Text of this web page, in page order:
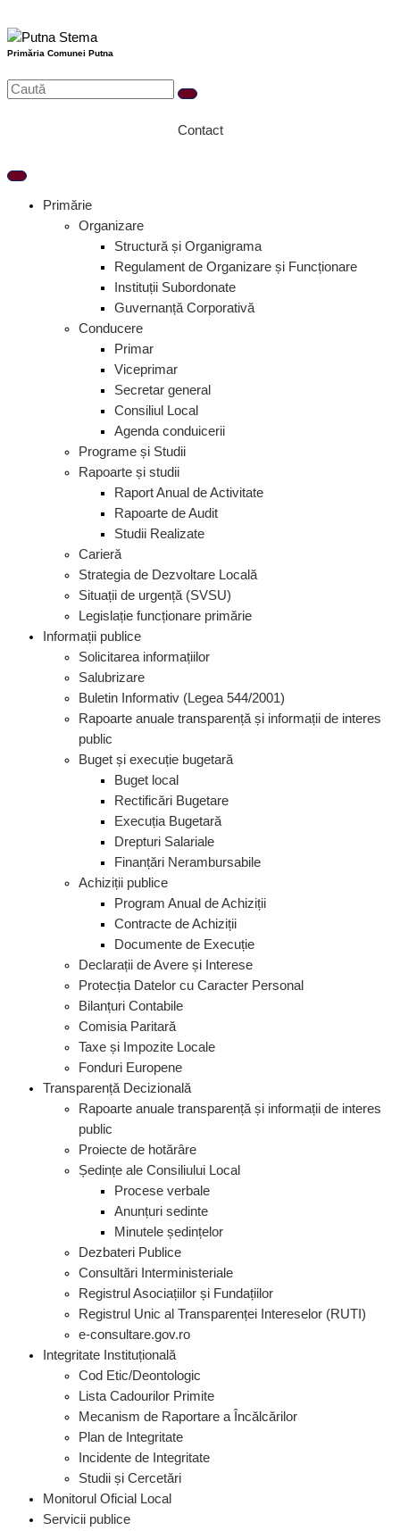
la
conținut
Primăria Comunei Putna
Contact
Primărie
Organizare
Structură și Organigrama
Regulament de Organizare și Funcționare
Instituții Subordonate
Guvernanță Corporativă
Conducere
Primar
Viceprimar
Secretar general
Consiliul Local
Agenda conduicerii
Programe și Studii
Rapoarte și studii
Raport Anual de Activitate
Rapoarte de Audit
Studii Realizate
Carieră
Strategia de Dezvoltare Locală
Situații de urgență (SVSU)
Legislație funcționare primărie
Informații publice
Solicitarea informațiilor
Salubrizare
Buletin Informativ (Legea 544/2001)
Rapoarte anuale transparență și informații de interes
public
Buget și execuție bugetară
Buget local
Rectificări Bugetare
Execuția Bugetară
Drepturi Salariale
Finanțări Nerambursabile
Achiziții publice
Program Anual de Achiziții
Contracte de Achiziții
Documente de Execuție
Declarații de Avere și Interese
Protecția Datelor cu Caracter Personal
Bilanțuri Contabile
Comisia Paritară
Taxe și Impozite Locale
Fonduri Europene
Transparență Decizională
Rapoarte anuale transparență și informații de interes
public
Proiecte de hotărâre
Ședințe ale Consiliului Local
Procese verbale
Anunțuri sedinte
Minutele ședințelor
Dezbateri Publice
Consultări Interministeriale
Registrul Asociațiilor și Fundațiilor
Registrul Unic al Transparenței Intereselor (RUTI)
e-consultare.gov.ro
Integritate Instituțională
Cod Etic/Deontologic
Lista Cadourilor Primite
Mecanism de Raportare a Încălcărilor
Plan de Integritate
Incidente de Integritate
Studii și Cercetări
Monitorul Oficial Local
Servicii publice
e
r